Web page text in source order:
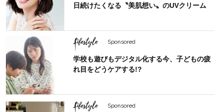
日続けたくなる〝美肌想い〟のUVクリーム
Lifestyle Sponsored
学校も遊びもデジタル化する今、子どもの疲
れ目をどうケアする!?
Lifestyle Sponsored